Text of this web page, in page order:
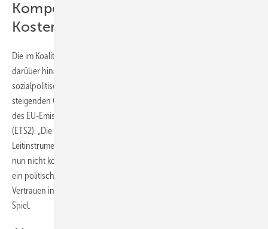
Kompensation für steigende CO
Kosten
Die im Koalitionsvertrag angekündigte Entlastung der Strompreise war
darüber hinaus nicht nur energiepolitisch, sondern auch
sozialpolitisch begründet: Sie sollte die Belastungen durch den
steigenden CO
des EU-Emissionshandels für die Sektoren Gebäude und Verkehr
(ETS2). „Die Koalition hat den Emissionshandel zum zentralen
Leitinstrument der Klimapolitik erklärt. Wenn die Strompreisentlastung
nun nicht kommt, während die CO
ein politisch gefährliches Ungleichgewicht“, warnt Sabel. Das
Vertrauen in eine sozial ausgewogene Klimapolitik stehe auf dem
Spiel.